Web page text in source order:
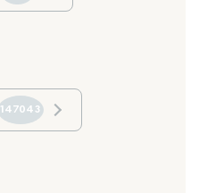
147043